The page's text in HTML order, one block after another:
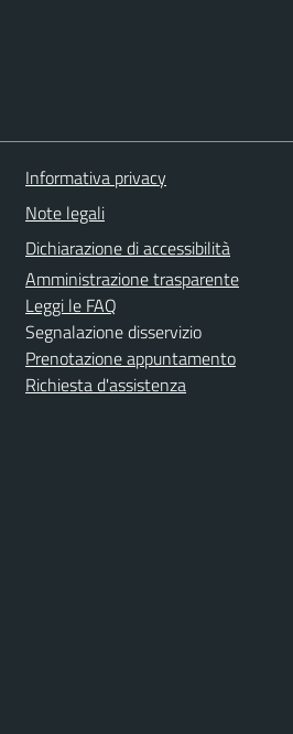
Informativa privacy
Note legali
Dichiarazione di accessibilità
Amministrazione trasparente
Leggi le FAQ
Segnalazione disservizio
Prenotazione appuntamento
Richiesta d'assistenza